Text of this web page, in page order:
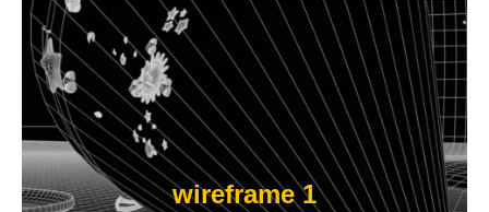
wireframe 1